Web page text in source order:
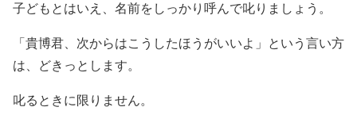
子どもとはいえ、名前をしっかり呼んで叱りましょう。
「貴博君、次からはこうしたほうがいいよ」という言い方
は、どきっとします。
叱るときに限りません。